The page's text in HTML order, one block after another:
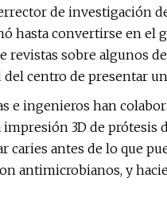
de investigación
hasta convertirse en el
revistas sobre algunos
centro de presentar
e ingenieros han
3D de prótesis
caries antes de lo que
antimicrobianos, y